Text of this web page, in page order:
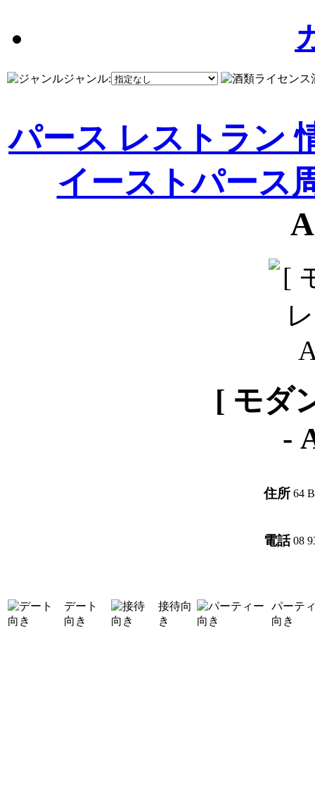
ジャンル:
パース レストラン
イーストパース
[ モダ
-
住所 64
電話 08
デート
向き
接待向
き
パーテ
向き